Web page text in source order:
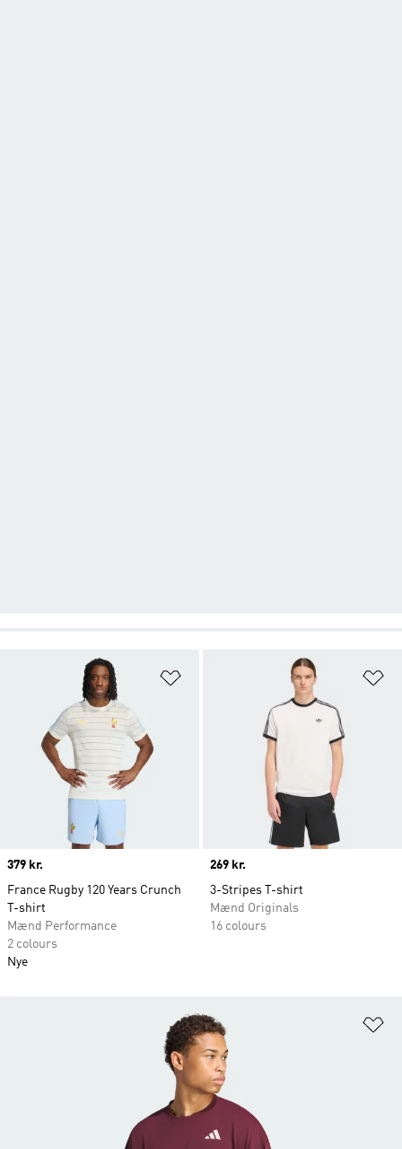
Price
379 kr.
France Rugby 120 Years Crunch
T-shirt
Mænd Performance
2 colours
Nye
Price
269 kr.
3-Stripes T-shirt
Mænd Originals
16 colours